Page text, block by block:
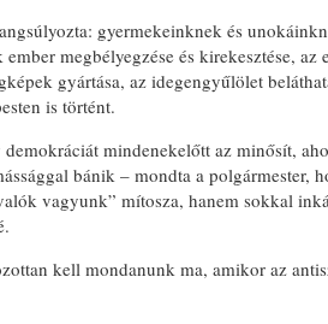
gyermekeinknek és
megbélyegzése és kirekesztése,
gyártása, az idegengyűlölet
is történt.
mindenekelőtt az minősít,
bánik – mondta a polgármester,
vagyunk” mítosza, hanem sokkal
kell mondanunk ma, amikor az